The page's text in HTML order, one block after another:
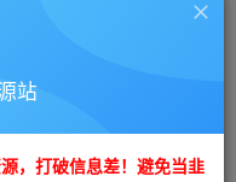
源
购买权限，请先开通会员
站
，打破信息差！避免当韭